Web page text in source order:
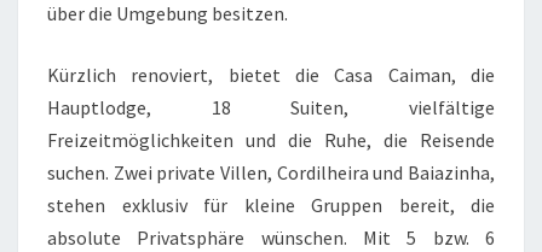
über die Umgebung besitzen.
Kürzlich renoviert, bietet die Casa Caiman, die
Hauptlodge, 18 Suiten, vielfältige
Freizeitmöglichkeiten und die Ruhe, die Reisende
suchen. Zwei private Villen, Cordilheira und Baiazinha,
stehen exklusiv für kleine Gruppen bereit, die
absolute Privatsphäre wünschen. Mit 5 bzw. 6